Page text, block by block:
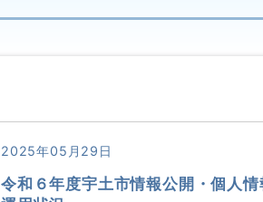
2025年05月29日
令和６年度宇土市情報公開・個人